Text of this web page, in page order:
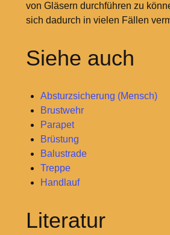
von Gläsern durchführen zu
sich dadurch in vielen Fällen
Siehe auch
Absturzsicherung (Mensch)
Brustwehr
Parapet
Brüstung
Balustrade
Treppe
Handlauf
Literatur